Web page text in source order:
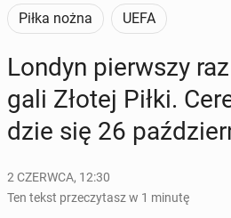
Piłka nożna UEFA
Londyn pierw­szy
gali Złotej Piłki.
dzie się 26
2 CZERWCA, 12:30
Ten tekst przeczytasz w 1 minutę